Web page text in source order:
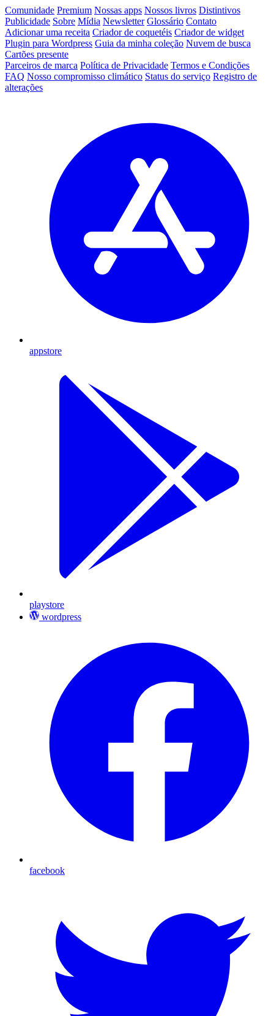
Comunidade Premium Nossas apps Nossos livros Distintivos
Publicidade Sobre Mídia Newsletter Glossário Contato
Adicionar uma receita Criador de coquetéis Criador de widget
Plugin para Wordpress Guia da minha coleção Nuvem de busca
Cartões presente
Parceiros de marca Política de Privacidade Termos e Condições
FAQ Nosso compromisso climático Status do serviço Registro de
alterações
appstore
playstore
wordpress
facebook